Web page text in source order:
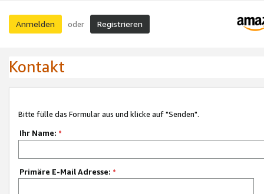
Anmelden oder Registrieren
Kontakt
Bitte fülle das Formular aus und klicke auf "Senden".
Ihr Name: *
Primäre E-Mail Adresse: *